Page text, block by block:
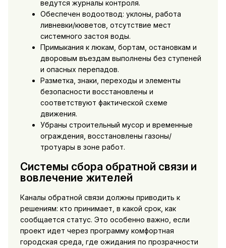
ведутся журналы контроля.
Обеспечен водоотвод: уклоны, работа
ливневки/кюветов, отсутствие мест
системного застоя воды.
Примыкания к люкам, бортам, остановкам и
дворовым въездам выполнены без ступеней
и опасных перепадов.
Разметка, знаки, переходы и элементы
безопасности восстановлены и
соответствуют фактической схеме
движения.
Убраны строительный мусор и временные
ограждения, восстановлены газоны/
тротуары в зоне работ.
Системы сбора обратной связи и
вовлечение жителей
Каналы обратной связи должны приводить к
решениям: кто принимает, в какой срок, как
сообщается статус. Это особенно важно, если
проект идет через программу комфортная
городская среда, где ожидания по прозрачности